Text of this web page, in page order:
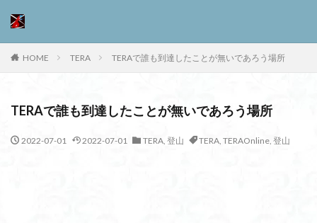
HOME TERA TERAで誰も到達したことが無いであろう場所
TERAで誰も到達したことが無いであろう場所
2022-07-01 2022-07-01 TERA, 登山 TERA, TERAOnline, 登山